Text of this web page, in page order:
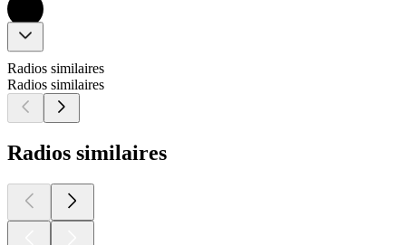
Radios similaires
Radios similaires
Radios similaires